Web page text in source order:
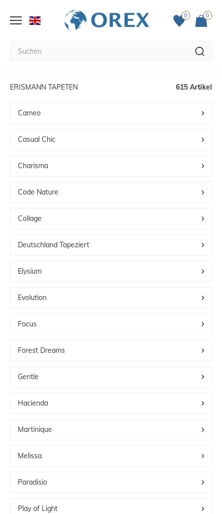
0 0
ERISMANN TAPETEN 615 Artikel
Hacienda
Paradisio
Deutschland Tapeziert
Charisma
Code Nature
Casual Chic
Evolution
Focus
Martinique
Collage
Play of Light
Melissa
Gentle
Elysium
Cameo
Forest Dreams